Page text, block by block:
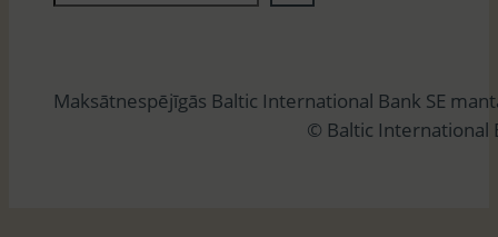
e
ē
Maksātnespējīgās Baltic International Bank SE
© Baltic International